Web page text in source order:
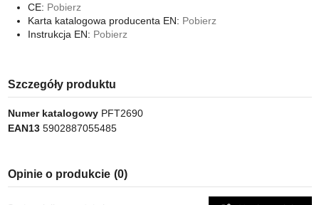
CE: Pobierz
Karta katalogowa producenta EN: Pobierz
Instrukcja EN: Pobierz
Szczegóły produktu
Numer katalogowy PFT2690
EAN13 5902887055485
Opinie o produkcie (0)